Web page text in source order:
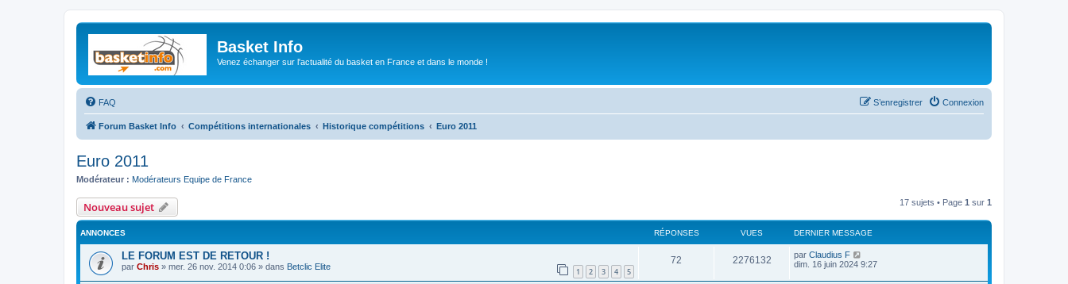
Basket Info
Venez échanger sur l'actualité du basket en France et dans le monde !
FAQ Connexion
S’enregistrer
Forum Basket Info Compétitions internationales Historique compétitions Euro 2011
Euro 2011
Modérateur : Modérateurs Equipe de France
Nouveau sujet 17 sujets • Page 1 sur 1
ANNONCES RÉPONSES VUES DERNIER MESSAGE
LE FORUM EST DE RETOUR !
par Chris » mer. 26 nov. 2014 0:06 » dans Betclic Elite 1 2 3 4 5
72 2276132 par Claudius F
dim. 16 juin 2024 9:27